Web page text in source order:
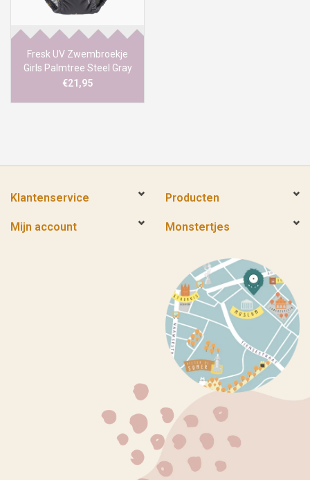
Fresk UV Zwembroekje
Girls Palmtree Steel Gray
€21,95
Klantenservice Producten
Mijn account Monstertjes